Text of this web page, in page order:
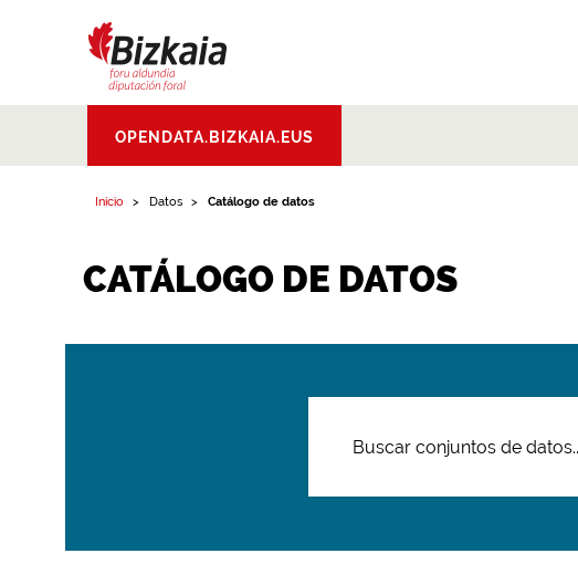
Aldundia.Diputacion
Foral de Bizkaia
OPENDATA.BIZKAIA.EUS
Inicio Datos Catálogo de datos
CATÁLOGO DE DATOS